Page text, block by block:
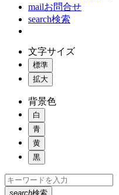
mailお問合せ
search検索
文字サイズ
標準
拡大
背景色
白
青
黄
黒
search検索